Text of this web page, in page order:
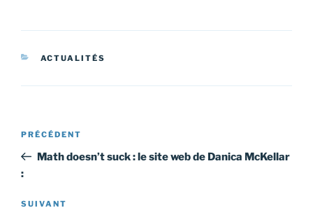
CATÉGORIES
ACTUALITÉS
Navigation
l’article
Article
précédent
PRÉCÉDENT
Math doesn’t suck : le site web de Danica McKellar
:
Article
SUIVANT